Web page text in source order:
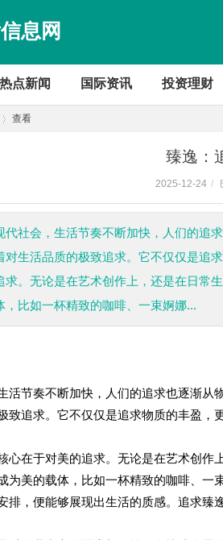
息网
热点新闻 国际资讯 投资理财
查看
臻逸：
2025-12-24 /
代社会，生活节奏不断加快，人们的追
对生活品质的极致追求。它不仅仅是追
求。无论是在艺术创作上，还是在日常
，比如一杯精致的咖啡、一束婀娜...
活节奏不断加快，人们的追求也逐渐
致追求。它不仅仅是追求物质的丰盈，
心在于对美的追求。无论是在艺术创作
为美的载体，比如一杯精致的咖啡、一
排，便能够展现出生活的质感。追求臻